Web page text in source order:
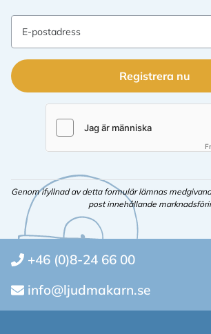
E-postadress
Registrera nu
Genom ifyllnad av detta formulär lämnas
post innehållande
+46 (0)8-24 66 00
info@ljudmakarn.se